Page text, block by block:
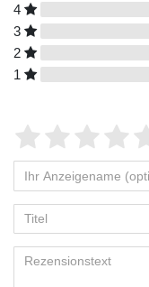
4
3
2
1